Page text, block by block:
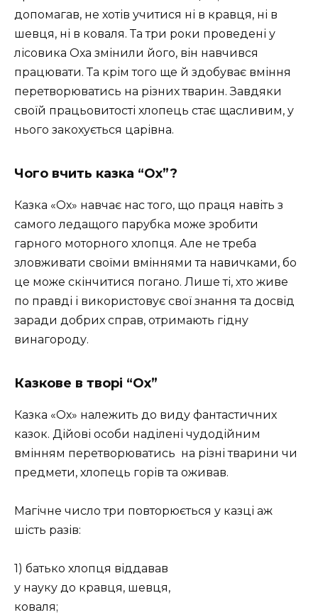
допомагав, не хотів учитися ні в кравця, ні в
шевця, ні в коваля. Та три роки проведені у
лісовика Оха змінили його, він навчився
працювати. Та крім того ще й здобуває вміння
перетворюватись на різних тварин. Завдяки
своїй працьовитості хлопець стає щасливим, у
нього закохується царівна.
Чого вчить казка “Ох”?
Казка «Ох» навчає нас того, що праця навіть з
само­го ледащого парубка може зробити
гарного моторного хлопця. Але не треба
зловживати своїми вміннями та навичками, бо
це може скінчитися погано. Лише ті, хто живе
по правді і використовує свої знання та досвід
заради добрих справ, отримають гідну
винагороду.
Казкове в творі “Ох”
Казка «Ох» належить до виду фантастичних
казок. Дійові особи наділені чудодійним
вмінням перетворюватись на різні тварини чи
предмети, хлопець горів та оживав.
Магічне число три повторюється у казці аж
шість разів:
1) батько хлопця віддавав
у науку до кравця, шевця,
коваля;